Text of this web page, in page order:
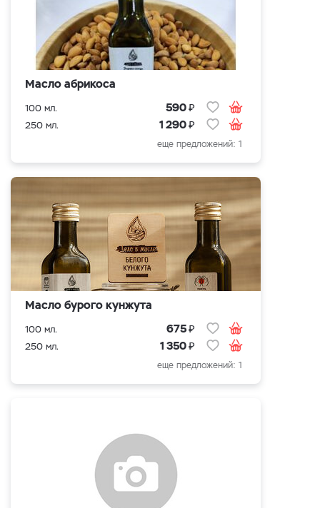
Масло абрикоса
100 мл. 590₽
250 мл. 1 290₽
еще предложений: 1
Масло бурого кунжута
100 мл. 675₽
250 мл. 1 350₽
еще предложений: 1